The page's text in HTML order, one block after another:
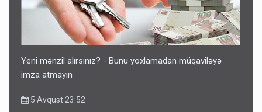
Ərdoğana sui-qəsd planının iştirakçısı detalları açıqladı
5 Avqust 16:56
Yeni mənzil alırsınız? - Bunu yoxlamadan müqaviləyə
imza atmayın
5 Avqust 23:52